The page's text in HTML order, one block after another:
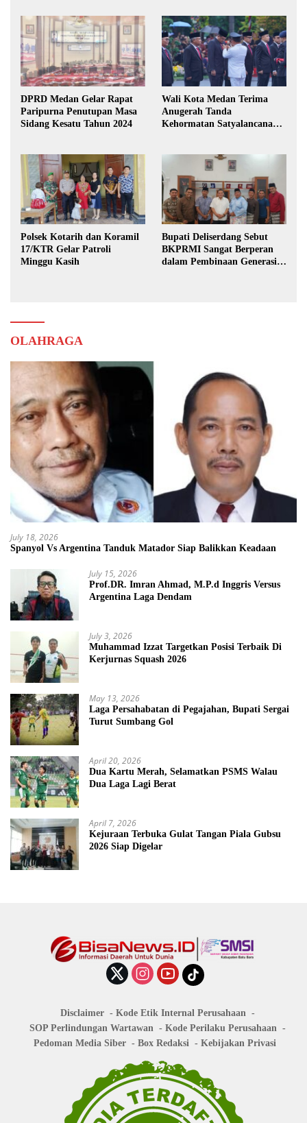
DPRD Medan Gelar Rapat
Paripurna Penutupan Masa
Sidang Kesatu Tahun 2024
Wali Kota Medan Terima
Anugerah Tanda
Kehormatan Satyalancana
Polsek Kotarih dan Koramil
17/KTR Gelar Patroli
Minggu Kasih
Bupati Deliserdang Sebut
BKPRMI Sangat Berperan
dalam Pembinaan Generasi
OLAHRAGA
July 18, 2026
Spanyol Vs Argentina Tanduk Matador Siap Balikkan Keadaan
July 15, 2026
Prof.DR. Imran Ahmad, M.P.d Inggris Versus
Argentina Laga Dendam
July 3, 2026
Muhammad Izzat Targetkan Posisi Terbaik Di
Kerjurnas Squash 2026
May 13, 2026
Laga Persahabatan di Pegajahan, Bupati Sergai
Turut Sumbang Gol
April 20, 2026
Dua Kartu Merah, Selamatkan PSMS Walau
Dua Laga Lagi Berat
April 7, 2026
Kejuraan Terbuka Gulat Tangan Piala Gubsu
2026 Siap Digelar
Disclaimer
Kode Etik Internal Perusahaan
SOP Perlindungan Wartawan
Kode Perilaku Perusahaan
Pedoman Media Siber
Box Redaksi Kebijakan Privasi